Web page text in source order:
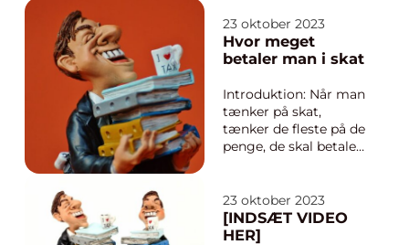
personlig indkomst er
en central del af den
økonomiske struktur i
samfund. “Hvor
meget efter skat” er
et begreb, der...
23 oktober 2023
Hvor meget
betaler man i skat
Introduktion: Når man
tænker på skat,
tænker de fleste på de
penge, de skal betale
grundpille i
samfundet og
finansierer de
23 oktober 2023
[INDSÆT VIDEO
HER]